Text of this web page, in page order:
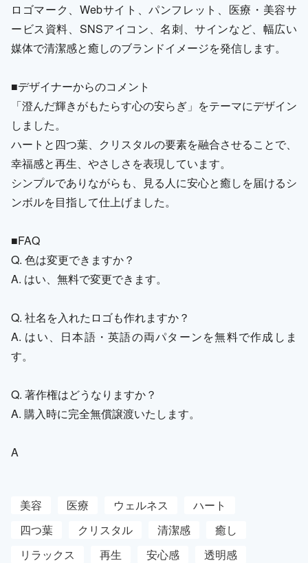
ロゴマーク、Webサイト、パンフレット、医療・美容サ
ービス資料、SNSアイコン、名刺、サインなど、幅広い
媒体で清潔感と癒しのブランドイメージを発信します。
■デザイナーからのコメント
「澄んだ輝きがもたらす心の安らぎ」をテーマにデザイン
しました。
ハートと四つ葉、クリスタルの要素を融合させることで、
幸福感と再生、やさしさを表現しています。
シンプルでありながらも、見る人に安心と癒しを届けるシ
ンボルを目指して仕上げました。
■FAQ
Q. 色は変更できますか？
A. はい、無料で変更できます。
Q. 社名を入れたロゴも作れますか？
A. はい、日本語・英語の両パターンを無料で作成しま
す。
Q. 著作権はどうなりますか？
A. 購入時に完全無償譲渡いたします。
A
美容 医療 ウェルネス
ハート
四つ葉
クリスタル 清潔感
癒し
リラックス
再生 安心感 透明感